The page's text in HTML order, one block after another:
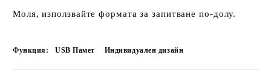
Моля, използвайте формата за запитване по-долу.
Функция: USB Памет Индивидуален дизайн